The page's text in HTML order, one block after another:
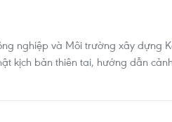
nghiệp và Môi trường xây dựng
kịch bản thiên tai, hướng dẫn